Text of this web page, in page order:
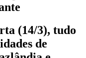
(14/3), tudo
de